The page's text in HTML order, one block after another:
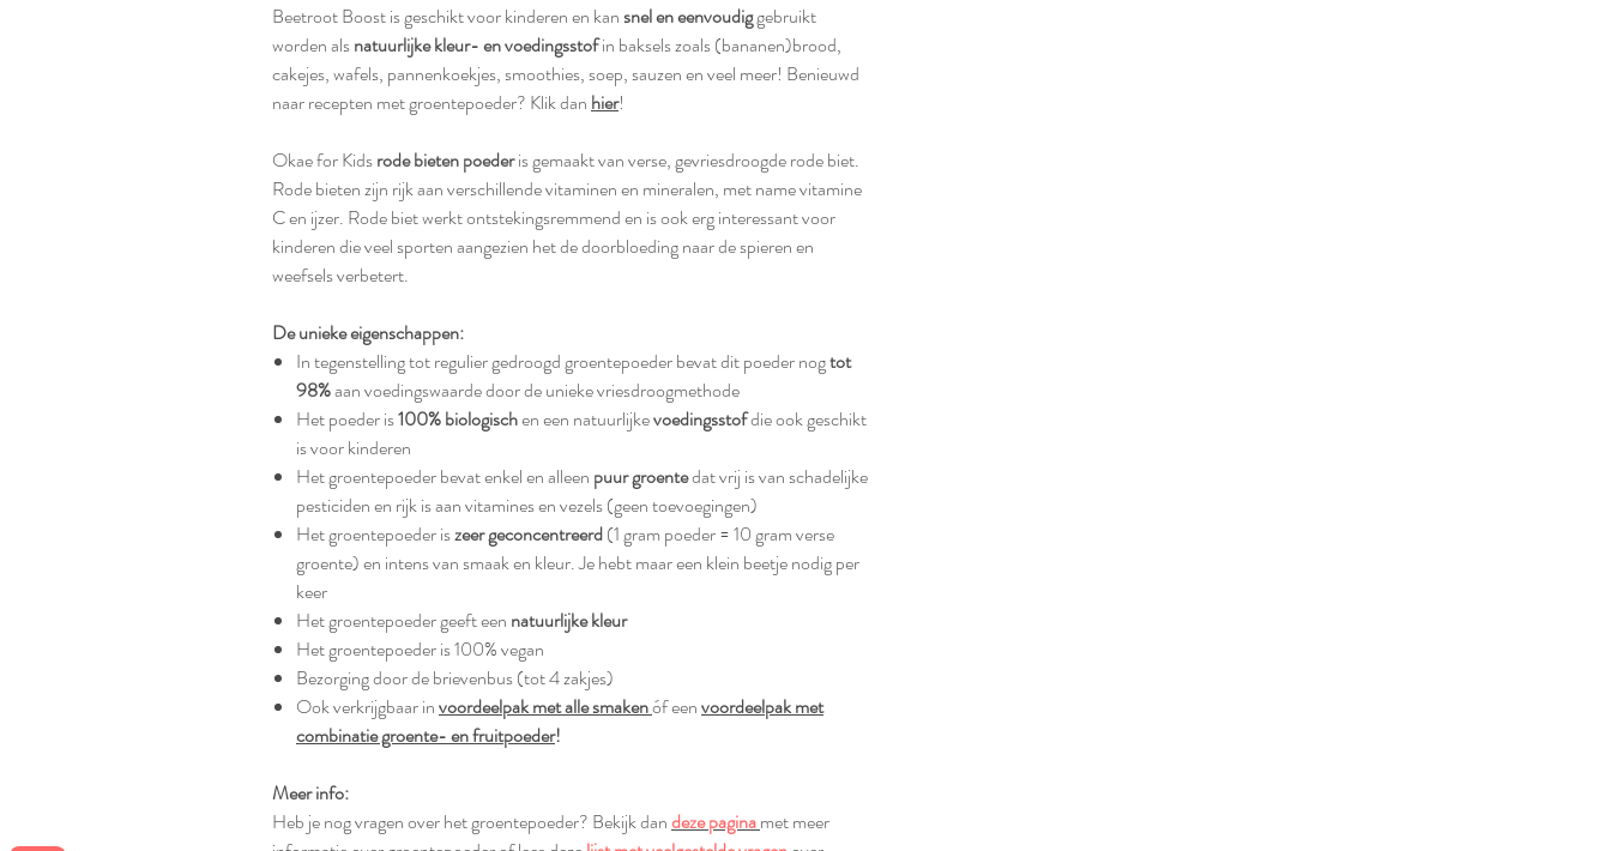
Beetroot Boost is geschikt voor kinderen en kansnel en eenvoudiggebruikt
worden alsnatuurlijke kleur- en voedingsstofin baksels zoals (bananen)brood,
cakejes, wafels, pannenkoekjes, smoothies, soep, sauzen en veel meer! Benieuwd
naar recepten met groentepoeder? Klik dan hier!
Okae for Kidsrode bieten poederis gemaakt van verse, gevriesdroogde rode biet.
Rode bieten zijn rijk aan verschillende vitaminen en mineralen, met name vitamine
C en ijzer. Rode biet werkt ontstekingsremmend en is ook erg interessant voor
kinderen die veel sporten aangezien het de doorbloeding naar de spieren en
weefsels verbetert.
De unieke eigenschappen:
In tegenstelling tot regulier gedroogd groentepoeder bevat dit poeder nogtot
98%aan voedingswaarde door de unieke vriesdroogmethode
Het poeder is100% biologischen een natuurlijkevoedingsstofdie ook geschikt
is voor kinderen
Het groentepoeder bevat enkel en alleen puur groentedat vrij is van schadelijke
pesticiden en rijk is aan vitamines en vezels (geen toevoegingen)
Het groentepoeder iszeer geconcentreerd(1 gram poeder = 10 gram verse
groente) en intens van smaak en kleur. Je hebt maar een klein beetje nodig per
keer
Het groentepoeder geeft een natuurlijke kleur
Het groentepoeder is 100% vegan
Bezorging door de brievenbus (tot 4 zakjes)
Ook verkrijgbaar invoordeelpak met alle smakenóf eenvoordeelpak met
combinatie groente- en fruitpoeder!
Meer info:
Heb je nog vragen over het groentepoeder? Bekijk dandeze paginamet meer